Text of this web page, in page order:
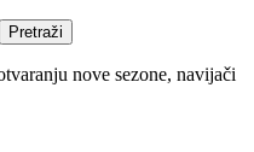
Pretraži
nove sezone, navijači